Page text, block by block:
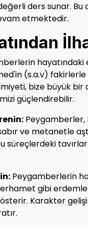
ders sunar.
etmektedir.
hayatındaki
(s.a.v) fakirlerle
bize büyük bir
güçlendirebilir.
Peygamberler,
ve metanetle
Peygamberlerin
gibi
Karakter